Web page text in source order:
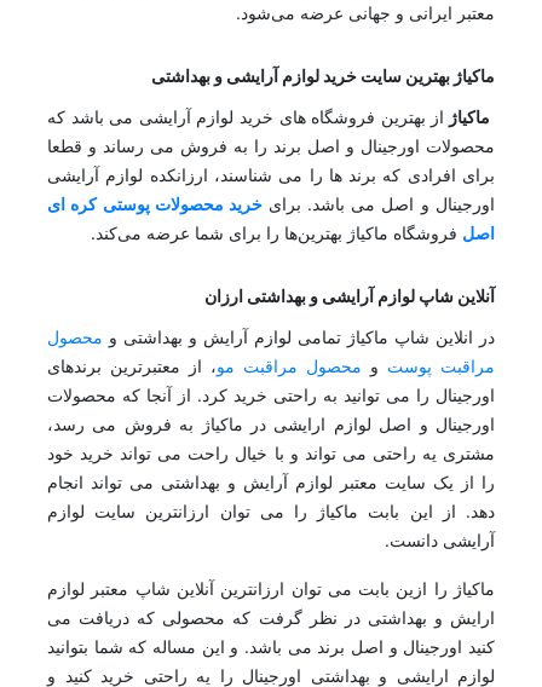
معتبر ایرانی و جهانی عرضه می‌شود.
ماکیاژ بهترین سایت خرید لوازم آرایشی و بهداشتی
ماکیاژ از بهترین فروشگاه های خرید لوازم آرایشی می باشد که
محصولات اورجینال و اصل برند را به فروش می رساند و قطعا
برای افرادی که برند ها را می شناسند، ارزانکده لوازم آرایشی
اورجینال و اصل می باشد. برای خرید محصولات پوستی کره ای
اصل فروشگاه ماکیاژ بهترین‌ها را برای شما عرضه می‌کند.
آنلاین شاپ لوازم آرایشی و بهداشتی ارزان
در انلاین شاپ ماکیاژ تمامی لوازم آرایش و بهداشتی و محصول
مراقبت پوست و محصول مراقبت مو، از معتبرترین برندهای
اورجینال را می توانید به راحتی خرید کرد. از آنجا که محصولات
اورجینال و اصل لوازم ارایشی در ماکیاژ به فروش می رسد،
مشتری یه راحتی می تواند و با خیال راحت می تواند خرید خود
را از یک سایت معتبر لوازم آرایش و بهداشتی می تواند انجام
دهد. از این بابت ماکیاژ را می توان ارزانترین سایت لوازم
آرایشی دانست.
ماکیاژ را ازین بابت می توان ارزانترین آنلاین شاپ معتبر لوازم
ارایش و بهداشتی در نظر گرفت که محصولی که دریافت می
کنید اورجینال و اصل برند می باشد. و این مساله که شما بتوانید
لوازم ارایشی و بهداشتی اورجینال را یه راحتی خرید کنید و